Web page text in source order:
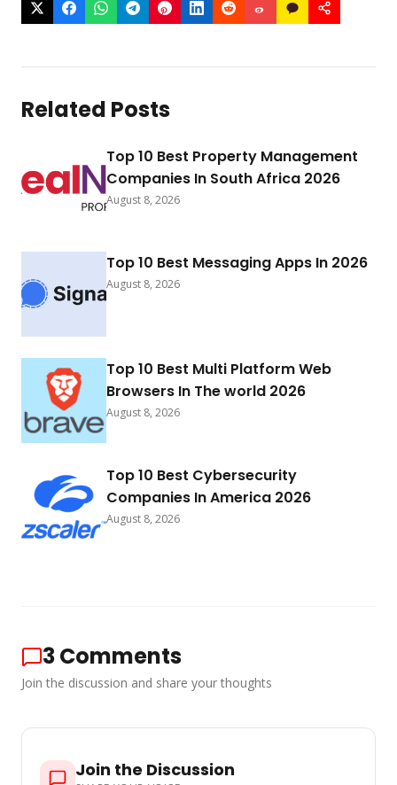
Related Posts
Top 10 Best Property Management
Companies In South Africa 2026
August 8, 2026
Top 10 Best Messaging Apps In 2026
August 8, 2026
Top 10 Best Multi Platform Web
Browsers In The world 2026
August 8, 2026
Top 10 Best Cybersecurity
Companies In America 2026
August 8, 2026
3Comments
Join the discussion and share your thoughts
Join the Discussion